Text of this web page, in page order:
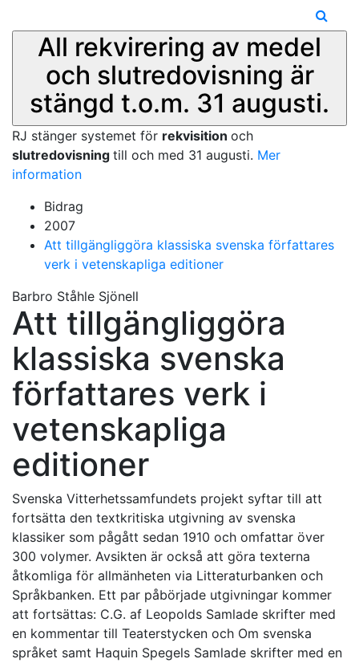
All rekvirering av medel
och slutredovisning är
stängd t.o.m. 31 augusti.
RJ stänger systemet för rekvisition och
slutredovisning till och med 31 augusti. Mer
information
Bidrag
2007
Att tillgängliggöra klassiska svenska författares
verk i vetenskapliga editioner
Barbro Ståhle Sjönell
Att tillgängliggöra
klassiska svenska
författares verk i
vetenskapliga
editioner
Svenska Vitterhetssamfundets projekt syftar till att
fortsätta den textkritiska utgivning av svenska
klassiker som pågått sedan 1910 och omfattar över
300 volymer. Avsikten är också att göra texterna
åtkomliga för allmänheten via Litteraturbanken och
Språkbanken. Ett par påbörjade utgivningar kommer
att fortsättas: C.G. af Leopolds Samlade skrifter med
en kommentar till Teaterstycken och Om svenska
språket samt Haquin Spegels Samlade skrifter med en